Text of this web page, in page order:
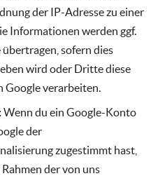
der IP-Adresse zu einer
Informationen werden ggf.
sofern dies
wird oder Dritte diese
Google verarbeiten.
Wenn du ein Google-Konto
der
zugestimmt hast,
der von uns